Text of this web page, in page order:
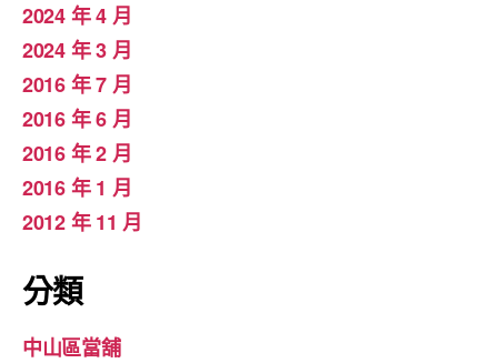
2024 年 4 月
2024 年 3 月
2016 年 7 月
2016 年 6 月
2016 年 2 月
2016 年 1 月
2012 年 11 月
分類
中山區當舖